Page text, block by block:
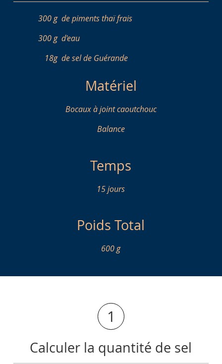
300 g de piments thaï frais
300 g d'eau
18g de sel de Guérande
Matériel
Bocaux à joint caoutchouc
Balance
Temps
15 jours
Poids Total
600 g
1
Calculer la quantité de sel